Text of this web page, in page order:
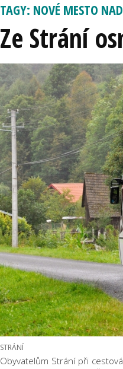
TAGY: NOVÉ MESTO
Ze Strání
STRÁNÍ
Obyvatelům Strání při